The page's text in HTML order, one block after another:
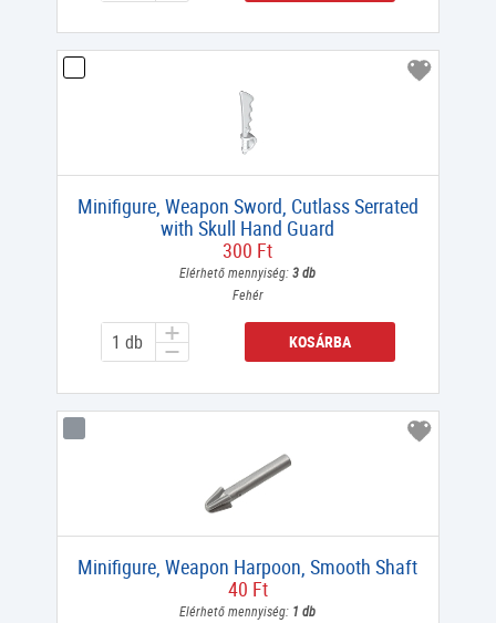
Minifigure, Weapon Sword, Cutlass Serrated
with Skull Hand Guard
300 Ft
Elérhető mennyiség:3 db
Fehér
KOSÁRBA
Minifigure, Weapon Harpoon, Smooth Shaft
40 Ft
Elérhető mennyiség: 1 db